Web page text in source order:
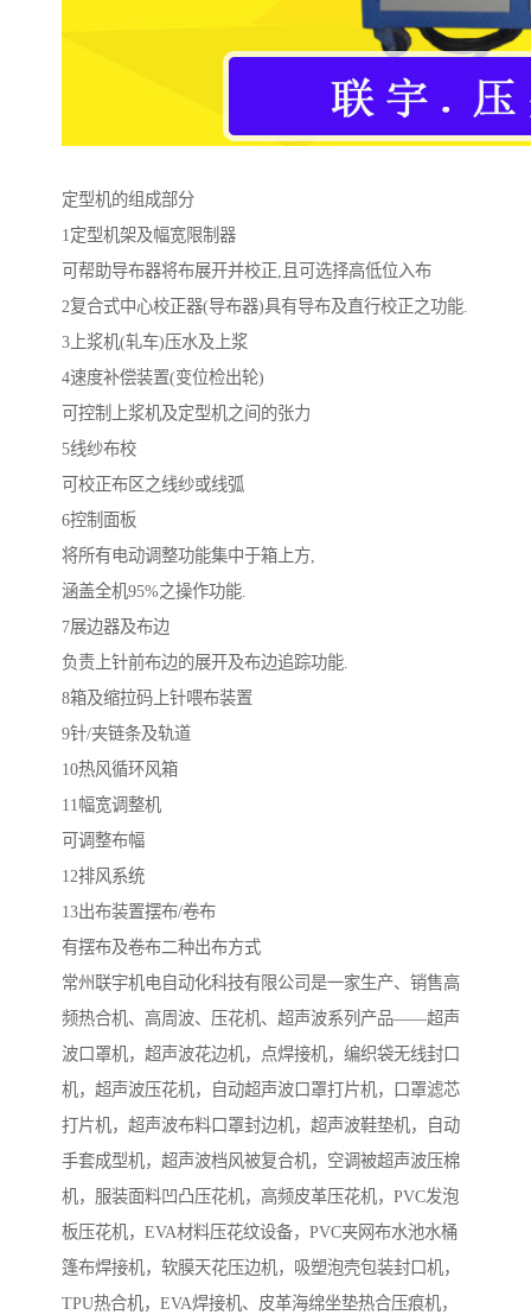
定型机的组成部分
1定型机架及幅宽限制器
可帮助导布器将布展开并校正,且可选择高低位入布
2复合式中心校正器(导布器)具有导布及直行校正之功能.
3上浆机(轧车)压水及上浆
4速度补偿装置(变位检出轮)
可控制上浆机及定型机之间的张力
5线纱布校
可校正布区之线纱或线弧
6控制面板
将所有电动调整功能集中于箱上方,
涵盖全机95%之操作功能.
7展边器及布边
负责上针前布边的展开及布边追踪功能.
8箱及缩拉码上针喂布装置
9针/夹链条及轨道
10热风循环风箱
11幅宽调整机
可调整布幅
12排风系统
13出布装置摆布/卷布
有摆布及卷布二种出布方式
常州联宇机电自动化科技有限公司是一家生产、销售高
频热合机、高周波、压花机、超声波系列产品——超声
波口罩机，超声波花边机，点焊接机，编织袋无线封口
机，超声波压花机，自动超声波口罩打片机，口罩滤芯
打片机，超声波布料口罩封边机，超声波鞋垫机，自动
手套成型机，超声波档风被复合机，空调被超声波压棉
机，服装面料凹凸压花机，高频皮革压花机，PVC发泡
板压花机，EVA材料压花纹设备，PVC夹网布水池水桶
篷布焊接机，软膜天花压边机，吸塑泡壳包装封口机，
TPU热合机，EVA焊接机、皮革海绵坐垫热合压痕机，